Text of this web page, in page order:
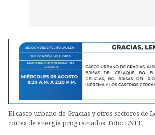
El casco urbano de Gracias y otros sectores de
cortes de energía programados. Foto: ENEE